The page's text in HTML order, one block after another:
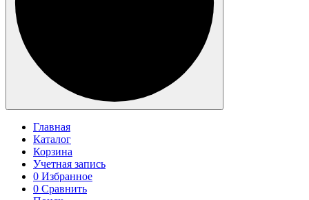
Главная
Каталог
Корзина
Учетная запись
0 Избранное
0 Сравнить